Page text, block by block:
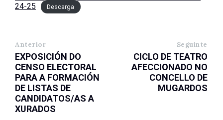
24-25
Descarga
Anterior
EXPOSICIÓN DO
CENSO ELECTORAL
PARA A FORMACIÓN
DE LISTAS DE
CANDIDATOS/AS A
XURADOS
Seguinte
CICLO DE TEATRO
AFECCIONADO NO
CONCELLO DE
MUGARDOS